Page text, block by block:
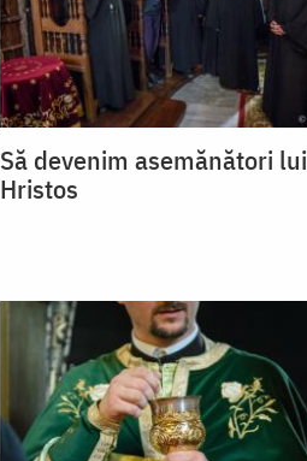
Să devenim asemănători lui
Hristos